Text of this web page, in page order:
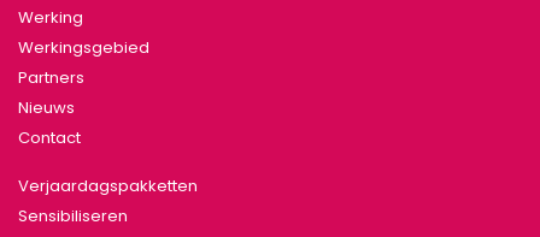
Werking
Werkingsgebied
Partners
Nieuws
Contact
Verjaardagspakketten
Sensibiliseren